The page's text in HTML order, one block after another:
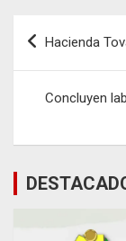
Navegación
entradas
Hacienda
Concluyen